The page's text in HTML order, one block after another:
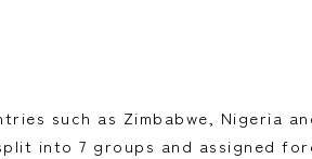
such as Zimbabwe, Nigeria
into 7 groups and assigned